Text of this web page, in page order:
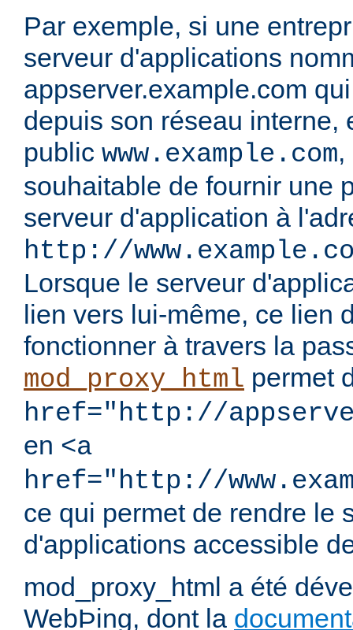
Par exemple, si une
serveur d'applications
appserver.example.com
depuis son réseau interne,
public www.example.com
souhaitable de fournir une
serveur d'application à
http://
Lorsque le serveur
lien vers lui-même, ce lien
fonctionner à travers la
mod_proxy_html permet
href="http://
en <a
href="http://
ce qui permet de rendre le
d'applications accessible
mod_proxy_html a été
WebÞing, dont la